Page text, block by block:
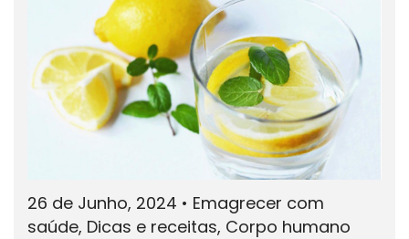
26 de Junho, 2024 • Emagrecer com
saúde, Dicas e receitas, Corpo humano